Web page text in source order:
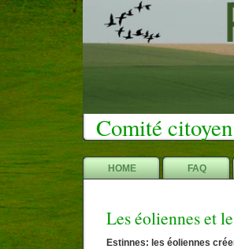
Comité
HOME FAQ
Les éoliennes et
Estinnes: les éoliennes